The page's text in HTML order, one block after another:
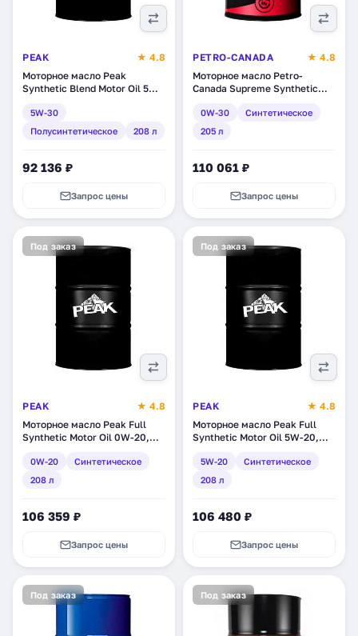
PEAK
★ 4.8
Моторное масло Peak
Synthetic Blend Motor Oil 5W-
(7020040)
5W-30
Полусинтетическое
208 л
92 136 ₽
Запрос цены
PETRO-CANADA
★ 4.8
Моторное масло Petro-
Canada Supreme Synthetic
(MOSYN03DRM)
0W-30
Синтетическое
205 л
110 061 ₽
Запрос цены
Под заказ
PEAK
★ 4.8
Моторное масло Peak Full
Synthetic Motor Oil 0W-20,
(7020018)
0W-20
Синтетическое
208 л
106 359 ₽
Запрос цены
Под заказ
PEAK
★ 4.8
Моторное масло Peak Full
Synthetic Motor Oil 5W-20,
(7020021)
5W-20
Синтетическое
208 л
106 480 ₽
Запрос цены
Под заказ Под заказ